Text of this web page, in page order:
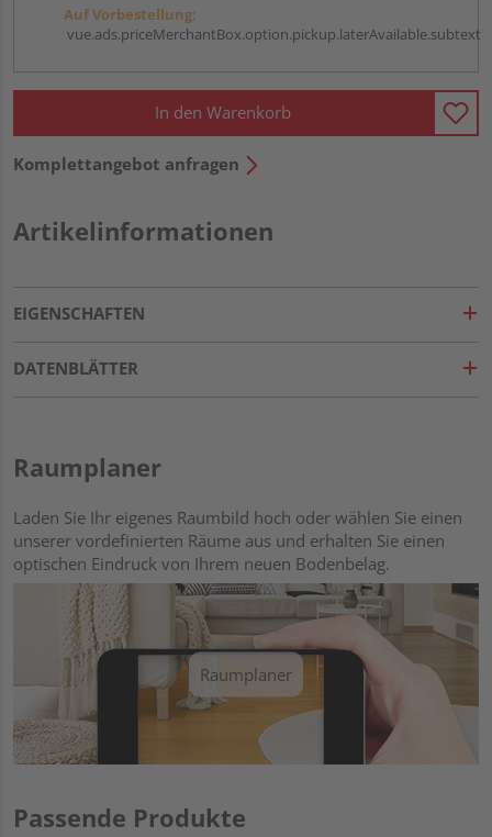
Auf Vorbestellung:
vue.ads.priceMerchantBox.option.pickup.laterAvailable.subtext
In den Warenkorb
Komplettangebot anfragen
Artikelinformationen
EIGENSCHAFTEN
DATENBLÄTTER
Raumplaner
Laden Sie Ihr eigenes Raumbild hoch oder wählen Sie einen
unserer vordefinierten Räume aus und erhalten Sie einen
optischen Eindruck von Ihrem neuen Bodenbelag.
Raumplaner
Passende Produkte